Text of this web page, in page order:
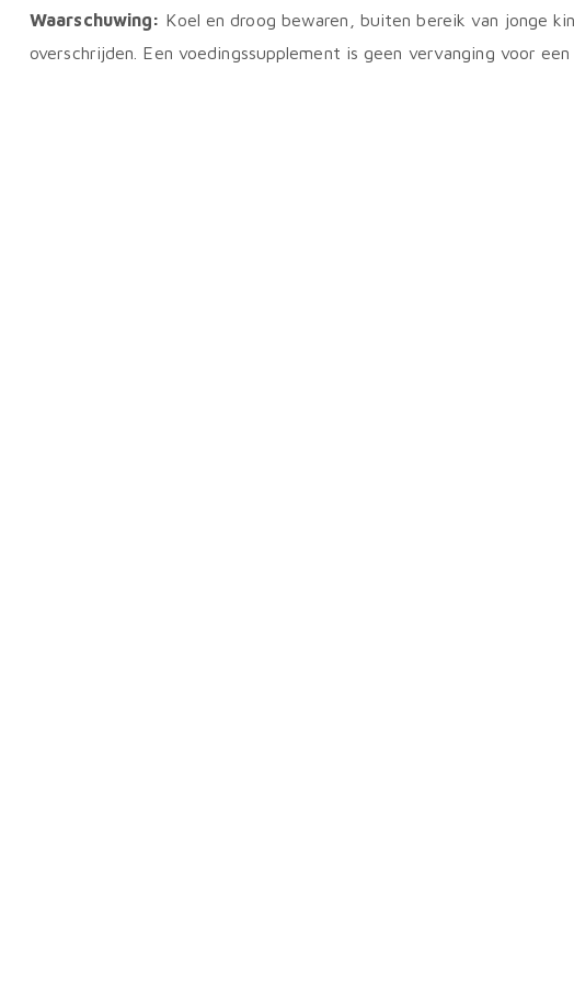
Waarschuwing: Koel en droog bewaren, buiten bereik van jonge
overschrijden. Een voedingssupplement is geen vervanging voor